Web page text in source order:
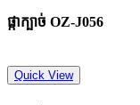
ផ្កាក្បាច់​ OZ-J056
Quick View